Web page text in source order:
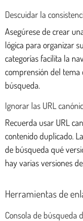
Descuidar la
Asegúrese de crear
lógica para organizar
categorías facilita la
comprensión del
búsqueda.
Ignorar las URL
Recuerda usar URL
contenido duplicado.
de búsqueda qué
hay varias versiones
Herramientas de
Consola de búsqueda